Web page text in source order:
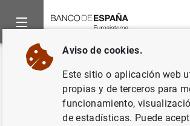
Inicio Noticias y eventos
Volver
Estado financiero
del Eurosistema a 17
Aviso de cookies.
Este sitio o aplicación web
propias y de terceros para
funcionamiento,
de estadísticas. Puede